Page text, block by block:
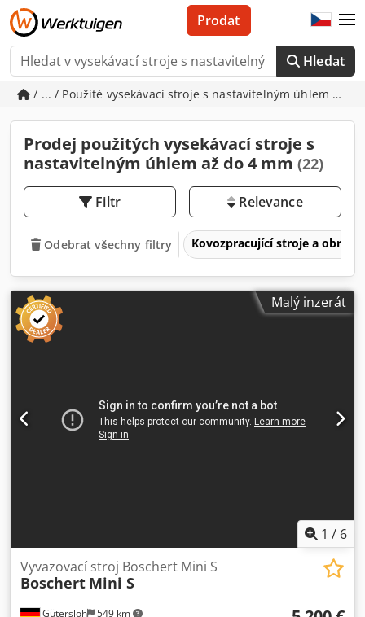
Hledat
Prodat
/ ... / Použité vysekávací stroje s nastavitelným úhlem až
Prodej použitých vysekávací stroje s
nastavitelným úhlem až do 4 mm (22)
Filtr Relevance
Odebrat všechny filtry Kovozpracující stroje a
Malý inzerát
1 / 6
Gütersloh 549 km
Vyvazovací stroj Boschert Mini S
Boschert Mini S